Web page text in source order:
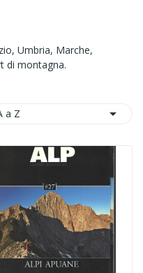
Umbria, Marche,
di montagna.
a Z 